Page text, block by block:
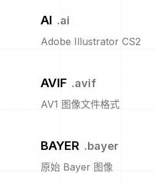
AI .ai
Adobe Illustrator CS2
AVIF .avif
AV1 图像文件格式
BAYER .bayer
原始 Bayer 图像